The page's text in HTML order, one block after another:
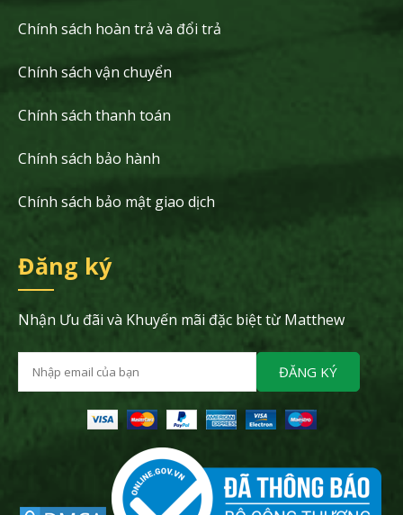
Chính sách hoàn trả và đổi trả
Chính sách vận chuyển
Chính sách thanh toán
Chính sách bảo hành
Chính sách bảo mật giao dịch
Đăng ký
Nhận Ưu đãi và Khuyến mãi đặc biệt từ Matthew
ĐĂNG KÝ